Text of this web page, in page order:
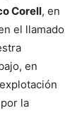
Corell, en
el llamado
en
la